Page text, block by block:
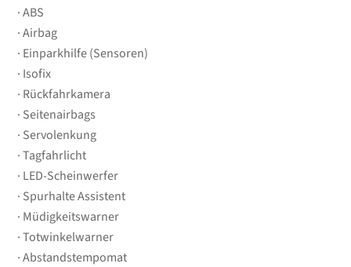
ABS
Airbag
Einparkhilfe (Sensoren)
Isofix
Rückfahrkamera
Seitenairbags
Servolenkung
Tagfahrlicht
LED-Scheinwerfer
Spurhalte Assistent
Müdigkeitswarner
Totwinkelwarner
Abstandstempomat